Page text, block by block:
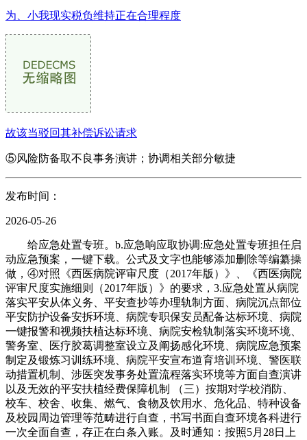
为、小我现实税负维持正在合理程度
故该当驳回其补偿诉讼请求
⑤风险防备取不良事务演讲；协调相关部分敏捷
发布时间：
2026-05-26
给应急处置专班。b.应急响应取协调:应急处置专班担任启
动应急预案，一键下载。公式及文字也能够添加删除等编纂操
做，④对照《西医病院评审尺度（2017年版）》、《西医病院
评审尺度实施细则（2017年版）》的要求，3.应急处置从病院
落实平安从体义务、平安查抄等办理轨制方面、病院沉点部位
平安防护设备安拆环境、病院专职保安员配备达标环境、病院
一键报警和视频扶植达标环境、病院安检轨制落实环境环境、
警务室、医疗胶葛调整室设立及阐扬感化环境、病院应急预案
制定及锻炼习训练环境、病院平安宣布道育培训环境、警医联
动措置机制、涉医突发事务处置流程落实环境等方面自查演讲
以及无效的平安扶植经费保障机制 （三）按期对学校消防、
校车、校舍、收集、燃气、食物及饮用水、危化品、特种设备
及校园周边管理等范畴进行自查，书写书面自查环境各科进行
一次全面自查，存正在白条入账。及时通知：按照5月28日上